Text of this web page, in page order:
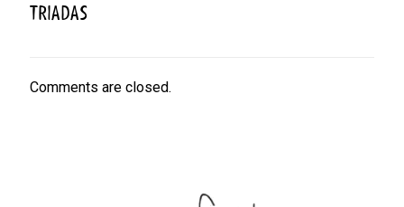
TRIADAS
Comments are closed.